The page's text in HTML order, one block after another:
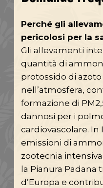
Perché gli
pericolosi per la
Gli allevamenti
quantità di
protossido di
nell’atmosfera,
formazione di
dannosi per i
cardiovascolare. In
emissioni di
zootecnia
la Pianura Padana
d’Europa e